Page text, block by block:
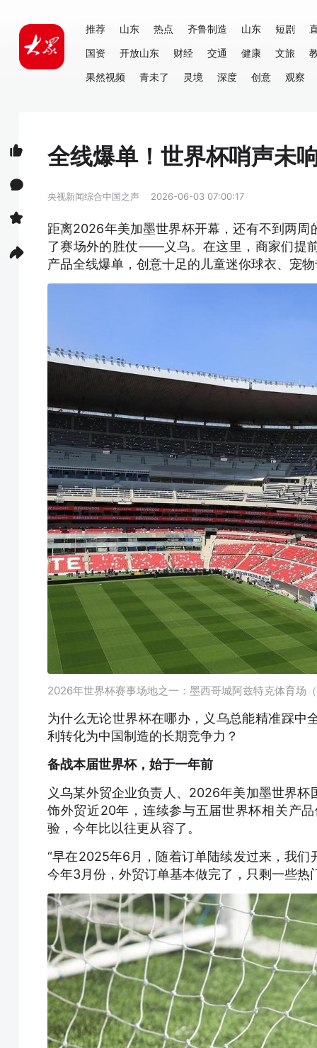
推荐 山东 热点 齐鲁制造 山东 短剧
国资
开放山东 财经 交通 健康 文旅
果然视频
青未了 灵境 深度 创意 观察
全线爆单！世界杯哨声未
央视新闻综合中国之声 2026-06-03 07:00:17
距离2026年美加墨世界杯开幕，还有不到两
了赛场外的胜仗——义乌。在这里，商家们提
产品全线爆单，创意十足的儿童迷你球衣、宠
2026年世界杯赛事场地之一：墨西哥城阿兹特克体育场
为什么无论世界杯在哪办，义乌总能精准踩中
利转化为中国制造的长期竞争力？
备战本届世界杯，始于一年前
义乌某外贸企业负责人、2026年美加墨世界
饰外贸近20年，连续参与五届世界杯相关产
验，今年比以往更从容了。
“早在2025年6月，随着订单陆续发过来，我
今年3月份，外贸订单基本做完了，只剩一些热